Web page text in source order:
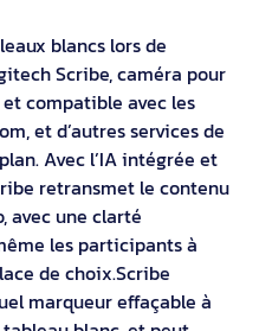
blancs lors de
Scribe, caméra pour
compatible avec les
et d’autres services de
Avec l’IA intégrée et
retransmet le contenu
avec une clarté
les participants à
de choix.Scribe
marqueur effaçable à